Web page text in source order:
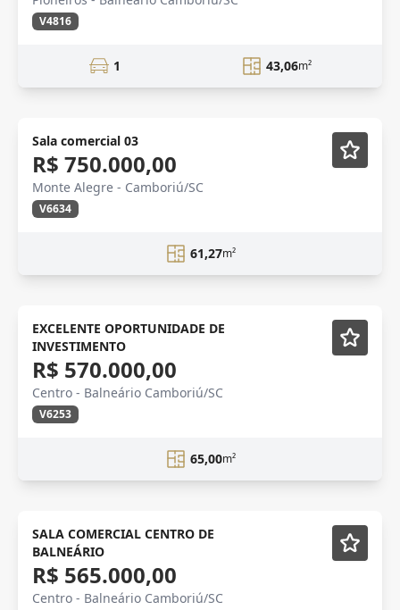
V4816
1 43,06m²
Sala comercial 03
R$ 750.000,00
Monte Alegre - Camboriú/SC
V6634
61,27m²
ALTO PADRÃO Mobiliado
EXCELENTE OPORTUNIDADE DE
INVESTIMENTO
R$ 570.000,00
Centro - Balneário Camboriú/SC
V6253
65,00m²
OPORTUNIDADE
SALA COMERCIAL CENTRO DE
BALNEÁRIO
R$ 565.000,00
Centro - Balneário Camboriú/SC